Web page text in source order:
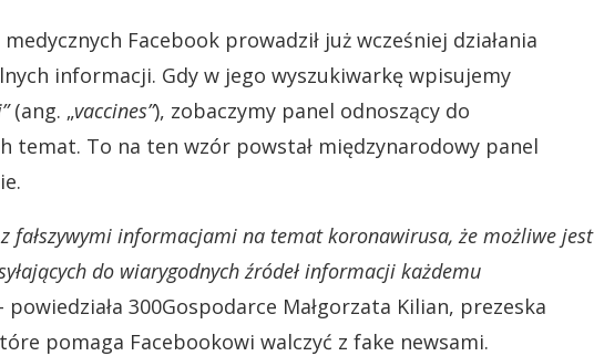
Facebook prowadził już wcześniej działania
informacji. Gdy w jego wyszukiwarkę wpisujemy
(ang. „vaccines”), zobaczymy panel odnoszący do
temat. To na ten wzór powstał międzynarodowy panel
z fałszywymi informacjami na temat koronawirusa, że możliwe jest
do wiarygodnych źródeł informacji każdemu
powiedziała 300Gospodarce Małgorzata Kilian, prezeska
pomaga Facebookowi walczyć z fake newsami.